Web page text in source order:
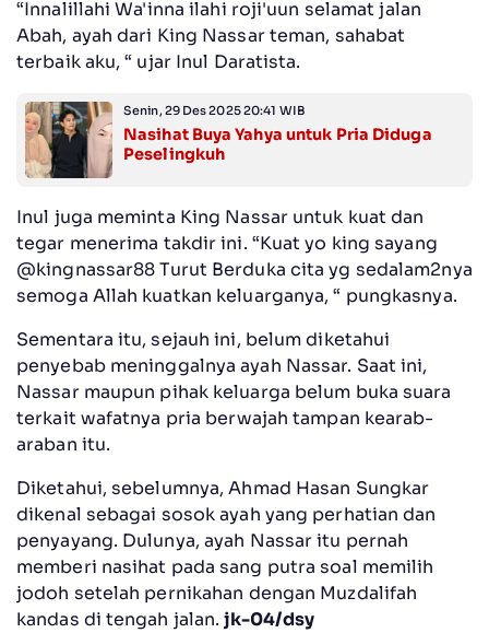
“Innalillahi Wa'inna ilahi roji'uun selamat jalan
Abah, ayah dari King Nassar teman, sahabat
terbaik aku, “ ujar Inul Daratista.
Senin, 29 Des 2025 20:41 WIB
Nasihat Buya Yahya untuk Pria Diduga
Peselingkuh
Inul juga meminta King Nassar untuk kuat dan
tegar menerima takdir ini. “Kuat yo king sayang
@kingnassar88 Turut Berduka cita yg sedalam2nya
semoga Allah kuatkan keluarganya, “ pungkasnya.
Sementara itu, sejauh ini, belum diketahui
penyebab meninggalnya ayah Nassar. Saat ini,
Nassar maupun pihak keluarga belum buka suara
terkait wafatnya pria berwajah tampan kearab-
araban itu.
Diketahui, sebelumnya, Ahmad Hasan Sungkar
dikenal sebagai sosok ayah yang perhatian dan
penyayang. Dulunya, ayah Nassar itu pernah
memberi nasihat pada sang putra soal memilih
jodoh setelah pernikahan dengan Muzdalifah
kandas di tengah jalan.jk-04/dsy